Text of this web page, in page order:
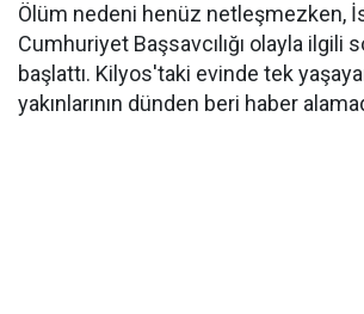
Ölüm nedeni henüz netleşmezken,
Cumhuriyet Başsavcılığı olayla ilgili
başlattı. Kilyos'taki evinde tek
yakınlarının dünden beri haber